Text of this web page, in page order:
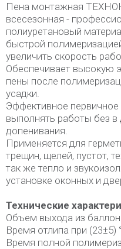
Пена монтажная
всесезонная -
полиуретановый
быстрой
увеличить скорость
Обеспечивает высокую
пены после
усадки.
Эффективное
выполнять работы без в
допенивания.
Применяется для
трещин, щелей, пустот,
так же тепло и
установке оконных и
Технические
Объем выхода из
Время отлипа при (23±5)
Время полной